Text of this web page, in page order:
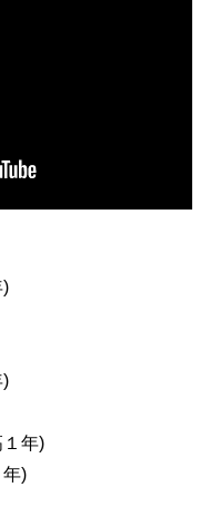
)
)
１年)
年)